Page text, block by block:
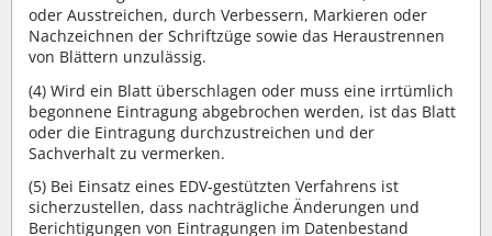
oder Ausstreichen, durch Verbessern, Markieren oder
Nachzeichnen der Schriftzüge sowie das Heraustrennen
von Blättern unzulässig.
(4) Wird ein Blatt überschlagen oder muss eine irrtümlich
begonnene Eintragung abgebrochen werden, ist das Blatt
oder die Eintragung durchzustreichen und der
Sachverhalt zu vermerken.
(5) Bei Einsatz eines EDV-gestützten Verfahrens ist
sicherzustellen, dass nachträgliche Änderungen und
Berichtigungen von Eintragungen im Datenbestand